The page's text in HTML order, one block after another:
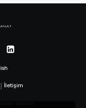
İletişim
saklıdır.